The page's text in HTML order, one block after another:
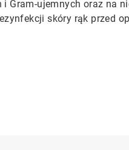
Gram-ujemnych oraz na
skóry rąk przed